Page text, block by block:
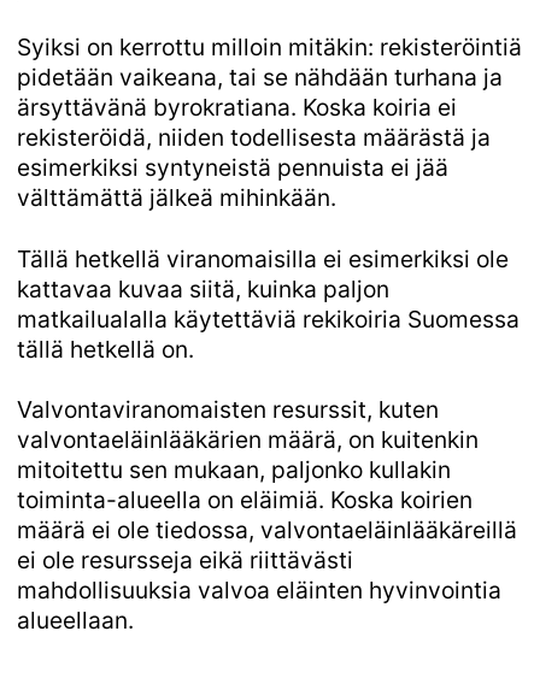
Syiksi on kerrottu milloin mitäkin: rekisteröintiä
pidetään vaikeana, tai se nähdään turhana ja
ärsyttävänä byrokratiana. Koska koiria ei
rekisteröidä, niiden todellisesta määrästä ja
esimerkiksi syntyneistä pennuista ei jää
välttämättä jälkeä mihinkään.
Tällä hetkellä viranomaisilla ei esimerkiksi ole
kattavaa kuvaa siitä, kuinka paljon
matkailualalla käytettäviä rekikoiria Suomessa
tällä hetkellä on.
Valvontaviranomaisten resurssit, kuten
valvontaeläinlääkärien määrä, on kuitenkin
mitoitettu sen mukaan, paljonko kullakin
toiminta-alueella on eläimiä. Koska koirien
määrä ei ole tiedossa, valvontaeläinlääkäreillä
ei ole resursseja eikä riittävästi
mahdollisuuksia valvoa eläinten hyvinvointia
alueellaan.